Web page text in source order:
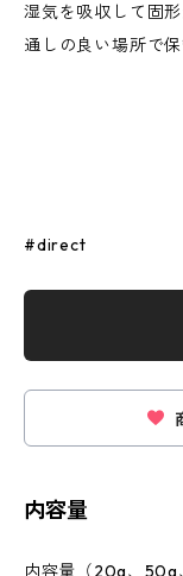
湿気を吸収して固
通しの良い場所で
#direct
内容量
内容量（20g、50g